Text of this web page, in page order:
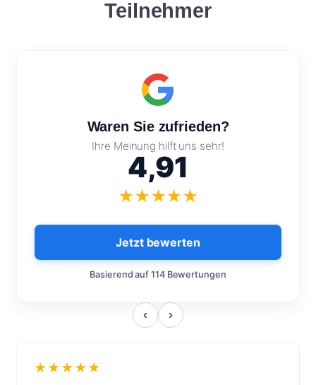
Teilnehmer
Waren Sie zufrieden?
Ihre Meinung hilft uns sehr!
4,91
★★★★★
Jetzt bewerten
Basierend auf 114 Bewertungen
‹ ›
★★★★★